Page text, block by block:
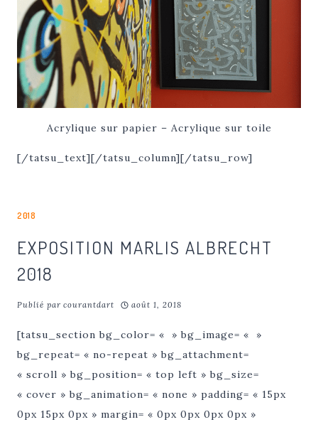
Acrylique sur papier – Acrylique sur toile
[/tatsu_text][/tatsu_column][/tatsu_row]
2018
EXPOSITION MARLIS ALBRECHT
2018
Publié par courantdart août 1, 2018
[tatsu_section bg_color= « » bg_image= « »
bg_repeat= « no-repeat » bg_attachment=
« scroll » bg_position= « top left » bg_size=
« cover » bg_animation= « none » padding= « 15px
0px 15px 0px » margin= « 0px 0px 0px 0px »